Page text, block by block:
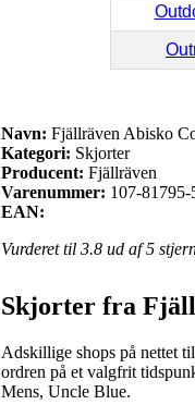
Navn: Fjällräven Abisko
Kategori: Skjorter
Producent: Fjällräven
Varenummer: 107-81795-
EAN:
Vurderet til 3.8 ud af 5
Skjorter fra
Adskillige shops på nettet
ordren på et valgfrit
Mens, Uncle Blue.